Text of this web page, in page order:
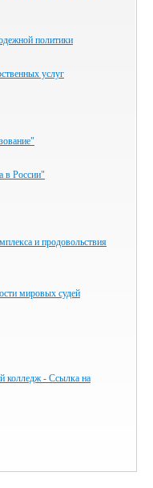
политики
услуг
в России"
и продовольствия
мировых судей
- Ссылка на